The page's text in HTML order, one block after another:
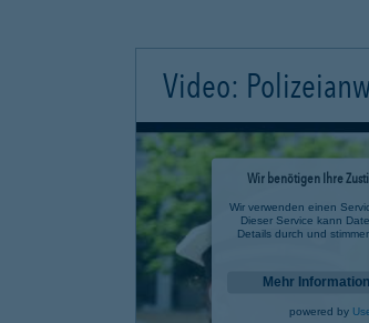
Video:
Wir benötigen Ihre
Wir verwenden einen
Dieser Service kann
Details durch und
Mehr
powered by